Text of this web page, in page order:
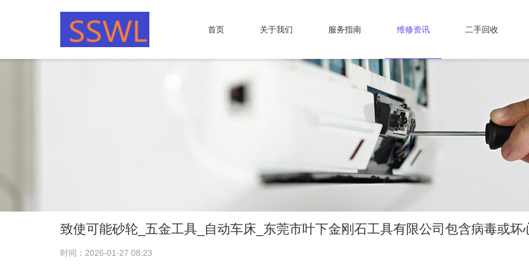
首页 关于我们 服务指南 维修资讯 二手回收
致使可能砂轮_五金工具_自动车床_东莞市叶下金刚石工具有限公司包含病毒或坏
时间：2026-01-27 08:23